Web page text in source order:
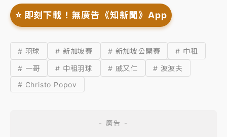
⭐️ 即刻下載！無廣告《知新聞》App
# 羽球 # 新加坡賽 # 新加坡公開賽
# 中租
# 一哥
# 中租羽球 # 戚又仁
# 波波夫
# Christo Popov